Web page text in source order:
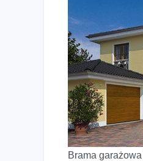
Brama i Drzwi Roku
Brama